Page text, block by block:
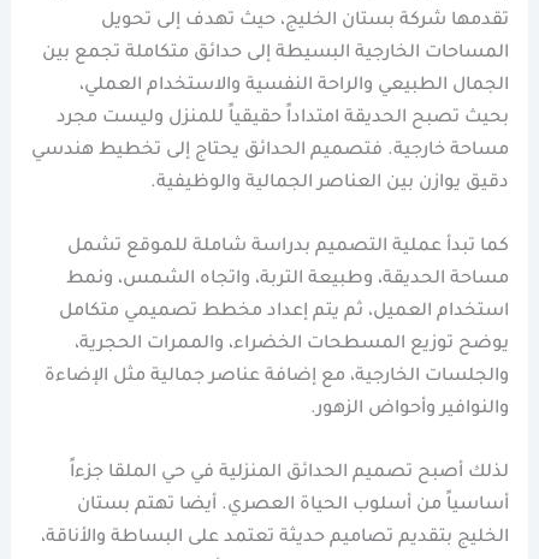
تقدمها شركة بستان الخليج، حيث تهدف إلى تحويل
المساحات الخارجية البسيطة إلى حدائق متكاملة تجمع بين
الجمال الطبيعي والراحة النفسية والاستخدام العملي،
بحيث تصبح الحديقة امتداداً حقيقياً للمنزل وليست مجرد
مساحة خارجية. فتصميم الحدائق يحتاج إلى تخطيط هندسي
دقيق يوازن بين العناصر الجمالية والوظيفية.
كما تبدأ عملية التصميم بدراسة شاملة للموقع تشمل
مساحة الحديقة، وطبيعة التربة، واتجاه الشمس، ونمط
استخدام العميل، ثم يتم إعداد مخطط تصميمي متكامل
يوضح توزيع المسطحات الخضراء، والممرات الحجرية،
والجلسات الخارجية، مع إضافة عناصر جمالية مثل الإضاءة
والنوافير وأحواض الزهور.
لذلك أصبح تصميم الحدائق المنزلية في حي الملقا جزءاً
أساسياً من أسلوب الحياة العصري. أيضا تهتم بستان
الخليج بتقديم تصاميم حديثة تعتمد على البساطة والأناقة،